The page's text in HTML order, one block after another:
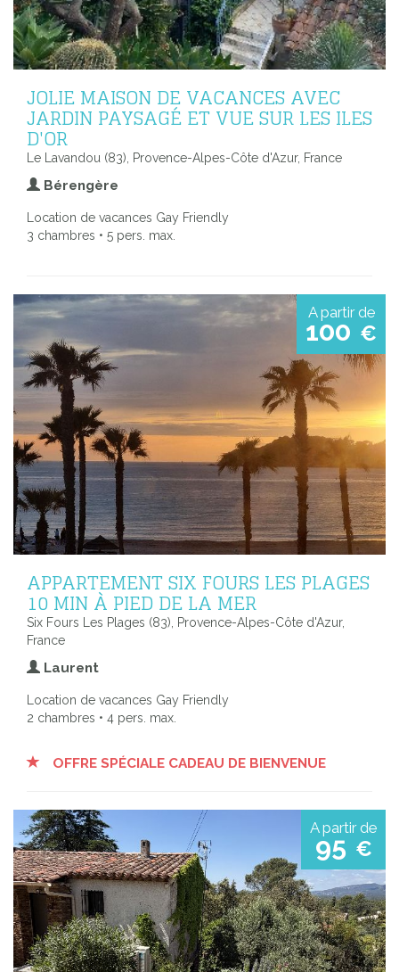
JOLIE MAISON DE VACANCES AVEC
JARDIN PAYSAGÉ ET VUE SUR LES ILES
D'OR
Le Lavandou (83), Provence-Alpes-Côte d'Azur, France
Bérengère
Location de vacances Gay Friendly
3 chambres • 5 pers. max.
A partir de
100 €
APPARTEMENT SIX FOURS LES PLAGES
10 MIN À PIED DE LA MER
Six Fours Les Plages (83), Provence-Alpes-Côte d'Azur,
France
Laurent
Location de vacances Gay Friendly
2 chambres • 4 pers. max.
OFFRE SPÉCIALE CADEAU DE BIENVENUE
A partir de
95 €